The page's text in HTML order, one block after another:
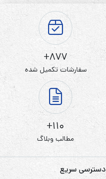
877+
سفارشات تکمیل شده
110+
مطالب وبلاگ
دسترسی سریع